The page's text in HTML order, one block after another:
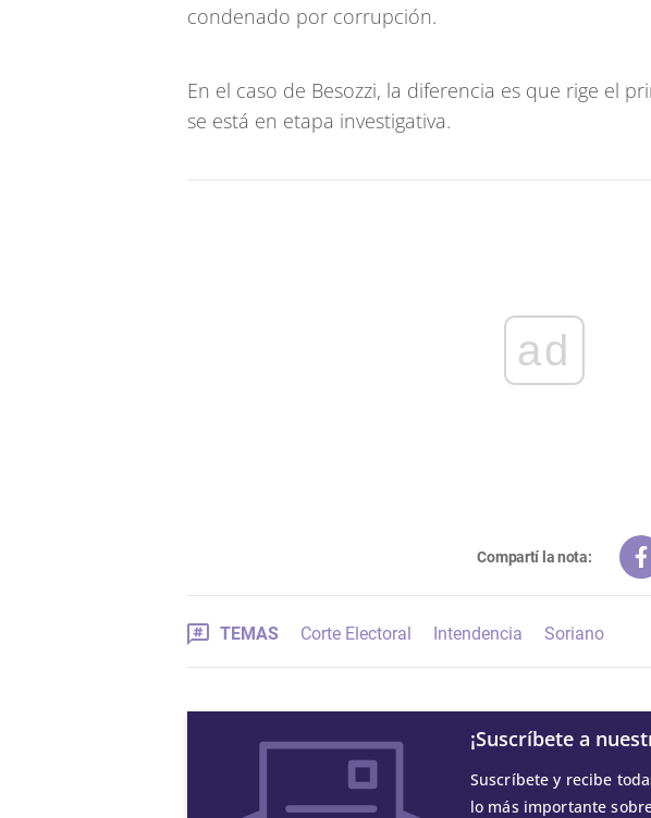
condenado por corrupción.
En el caso de Besozzi, la diferencia es que rige el
se está en etapa investigativa.
ad
Compartí la nota:
TEMAS Corte Electoral Intendencia Soriano
¡Suscríbete a
Suscríbete y recibe
lo más importante